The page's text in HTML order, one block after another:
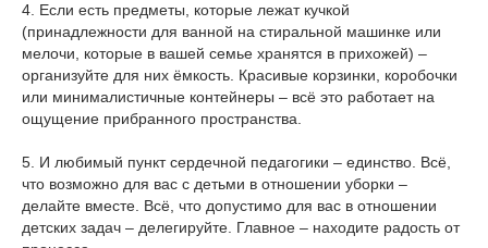
4. Если есть предметы, которые лежат кучкой
(принадлежности для ванной на стиральной машинке или
мелочи, которые в вашей семье хранятся в прихожей) –
организуйте для них ёмкость. Красивые корзинки, коробочки
или минималистичные контейнеры – всё это работает на
ощущение прибранного пространства.
5. И любимый пункт сердечной педагогики – единство. Всё,
что возможно для вас с детьми в отношении уборки –
делайте вместе. Всё, что допустимо для вас в отношении
детских задач – делегируйте. Главное – находите радость от